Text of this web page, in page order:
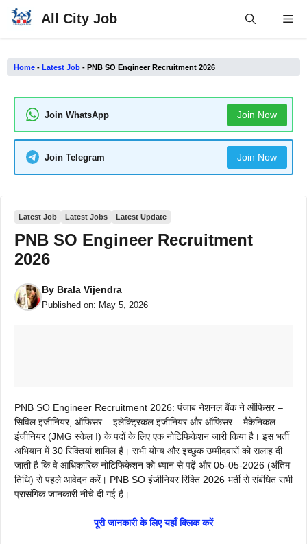
Skip
All City Job
Home - Latest Job - PNB SO Engineer Recruitment 2026
Join WhatsApp Join Now
Join Telegram Join Now
Latest Job Latest Jobs Latest Update
PNB SO Engineer Recruitment
2026
By Brala Vijendra
Published on: May 5, 2026
PNB SO Engineer Recruitment 2026: पंजाब नेशनल बैंक ने ऑफिसर –
सिविल इंजीनियर, ऑफिसर – इलेक्ट्रिकल इंजीनियर और ऑफिसर – मैकेनिकल
इंजीनियर (JMG स्केल I) के पदों के लिए एक नोटिफिकेशन जारी किया है। इस भर्ती
अभियान में 30 रिक्तियां शामिल हैं। सभी योग्य और इच्छुक उम्मीदवारों को सलाह दी
जाती है कि वे आधिकारिक नोटिफिकेशन को ध्यान से पढ़ें और 05-05-2026 (अंतिम
तिथि) से पहले आवेदन करें। PNB SO इंजीनियर रिक्ति 2026 भर्ती से संबंधित सभी
प्रासंगिक जानकारी नीचे दी गई है।
पूरी जानकारी के लिए यहाँ क्लिक करें